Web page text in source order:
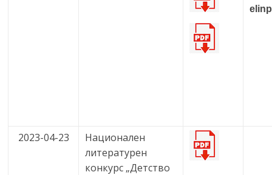
2023-04-23
Национален
литературен
конкурс „Детство